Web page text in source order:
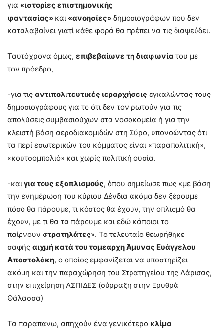
για «ιστορίες επιστημονικής
φαντασίας» και «ανοησίες» δημοσιογράφων που δεν
καταλαβαίνει γιατί κάθε φορά θα πρέπει να τις διαψεύδει.
Ταυτόχρονα όμως, επιβεβαίωνε τη διαφωνία του με
τον πρόεδρο,
-για τις αντιπολιτευτικές ιεραρχήσεις εγκαλώντας τους
δημοσιογράφους για το ότι δεν τον ρωτούν για τις
απολύσεις συμβασιούχων στα νοσοκομεία ή για την
κλειστή βάση αεροδιακομιδών στη Σύρο, υπονοώντας ότι
τα περί εσωτερικών του κόμματος είναι «παραπολιτική»,
«κουτσομπολιό» και χωρίς πολιτική ουσία.
-και για τους εξοπλισμούς, όπου σημείωσε πως «με βάση
την ενημέρωση του κύριου Δένδια ακόμα δεν ξέρουμε
πόσο θα πάρουμε, τι κόστος θα έχουν, την οπλισμό θα
έχουν, με τι θα τα πάρουμε και εδώ κάποιοι το
παίρνουν στρατηλάτες». Το τελευταίο θεωρήθηκε
σαφής αιχμή κατά του τομεάρχη Άμυνας Ευάγγελου
Αποστολάκη, ο οποίος εμφανίζεται να υποστηρίζει
ακόμη και την παραχώρηση του Στρατηγείου της Λάρισας,
στην επιχείρηση ΑΣΠΙΔΕΣ (σύρραξη στην Ερυθρά
Θάλασσα).
Τα παραπάνω, απηχούν ένα γενικότερο κλίμα